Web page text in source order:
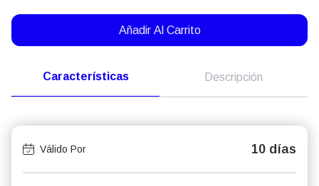
Añadir Al Carrito
Características Descripción
Válido Por 10 días